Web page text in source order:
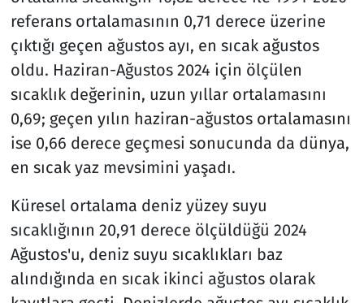
referans ortalamasının 0,71 derece üzerine
çıktığı geçen ağustos ayı, en sıcak ağustos
oldu. Haziran-Ağustos 2024 için ölçülen
sıcaklık değerinin, uzun yıllar ortalamasını
0,69; geçen yılın haziran-ağustos ortalamasını
ise 0,66 derece geçmesi sonucunda da dünya,
en sıcak yaz mevsimini yaşadı.
Küresel ortalama deniz yüzey suyu
sıcaklığının 20,91 derece ölçüldüğü 2024
Ağustos'u, deniz suyu sıcaklıkları baz
alındığında en sıcak ikinci ağustos olarak
Televizyon